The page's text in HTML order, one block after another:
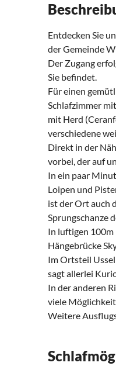
Entdecken Sie
der Gemeinde
Der Zugang
Sie befindet.
Für einen
Schlafzimmer
mit Herd
verschiedene
Direkt in der
vorbei, der auf
In ein paar
Loipen und
ist der Ort auch
Sprungschanze
In luftigen 100m
Hängebrücke
Im Ortsteil
sagt allerlei
In der anderen
viele
Weitere